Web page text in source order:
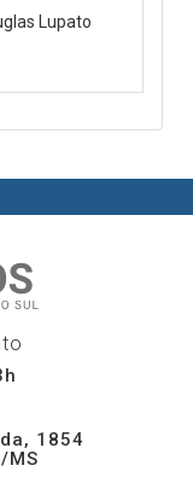
Lupato
1854
MS